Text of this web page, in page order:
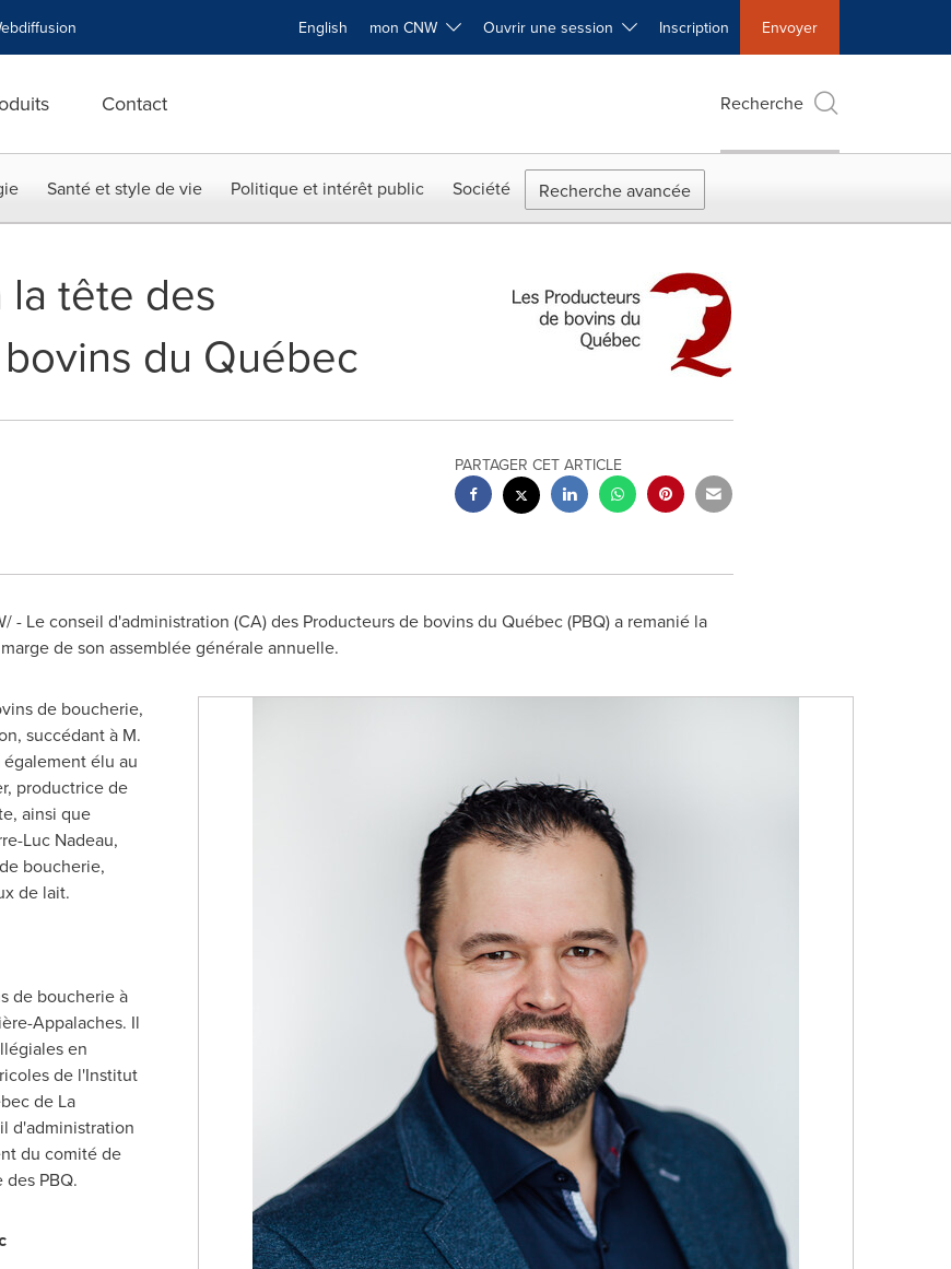
English mon CNW Ouvrir une session Inscription Envoyer
Contact Recherche
Santé et style de vie Politique et intérêt public Société Recherche avancée
la tête des
du Québec
PARTAGER CET ARTICLE
- Le conseil d'administration (CA) des Producteurs de bovins du Québec (PBQ) a remanié la
de son assemblée générale annuelle.
de boucherie,
succédant à M.
également élu au
productrice de
ainsi que
Luc Nadeau,
boucherie,
de lait.
de boucherie à
Appalaches. Il
en
de l'Institut
de La
d'administration
du comité de
PBQ.